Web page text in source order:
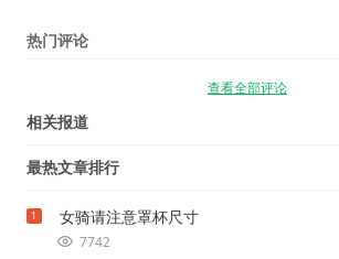
热门评论
查看全部评论
相关报道
最热文章排行
1 女骑请注意罩杯尺寸
7742